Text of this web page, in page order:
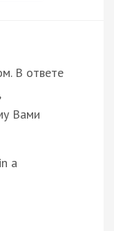
В ответе
Вами
a